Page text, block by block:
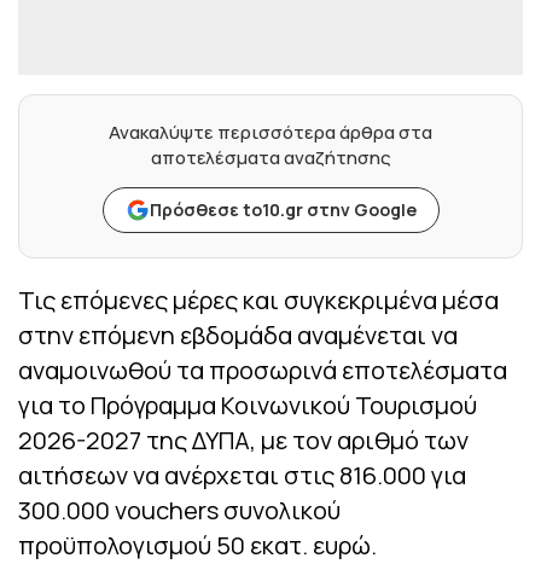
Ανακαλύψτε περισσότερα άρθρα στα
αποτελέσματα αναζήτησης
Πρόσθεσε to10.gr στην Google
Τις επόμενες μέρες και συγκεκριμένα μέσα
στην επόμενη εβδομάδα αναμένεται να
αναμοινωθού τα προσωρινά εποτελέσματα
για το Πρόγραμμα Κοινωνικού Τουρισμού
2026-2027 της ΔΥΠΑ, με τον αριθμό των
αιτήσεων να ανέρχεται στις 816.000 για
300.000 vouchers συνολικού
προϋπολογισμού 50 εκατ. ευρώ.